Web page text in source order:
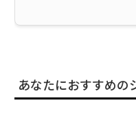
あなたにおすすめの